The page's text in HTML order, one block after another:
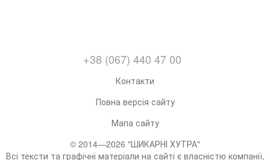
+38 (067) 440 47 00
Контакти
Повна версія сайту
Мапа сайту
© 2014—2026 "ШИКАРНІ ХУТРА"
Всі тексти та графічні матеріали на сайті є власністю компанії,